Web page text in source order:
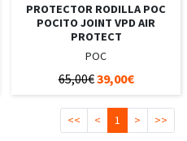
PROTECTOR RODILLA POC
POCITO JOINT VPD AIR
PROTECT
POC
65,00€39,00€
<< < 1 > >>